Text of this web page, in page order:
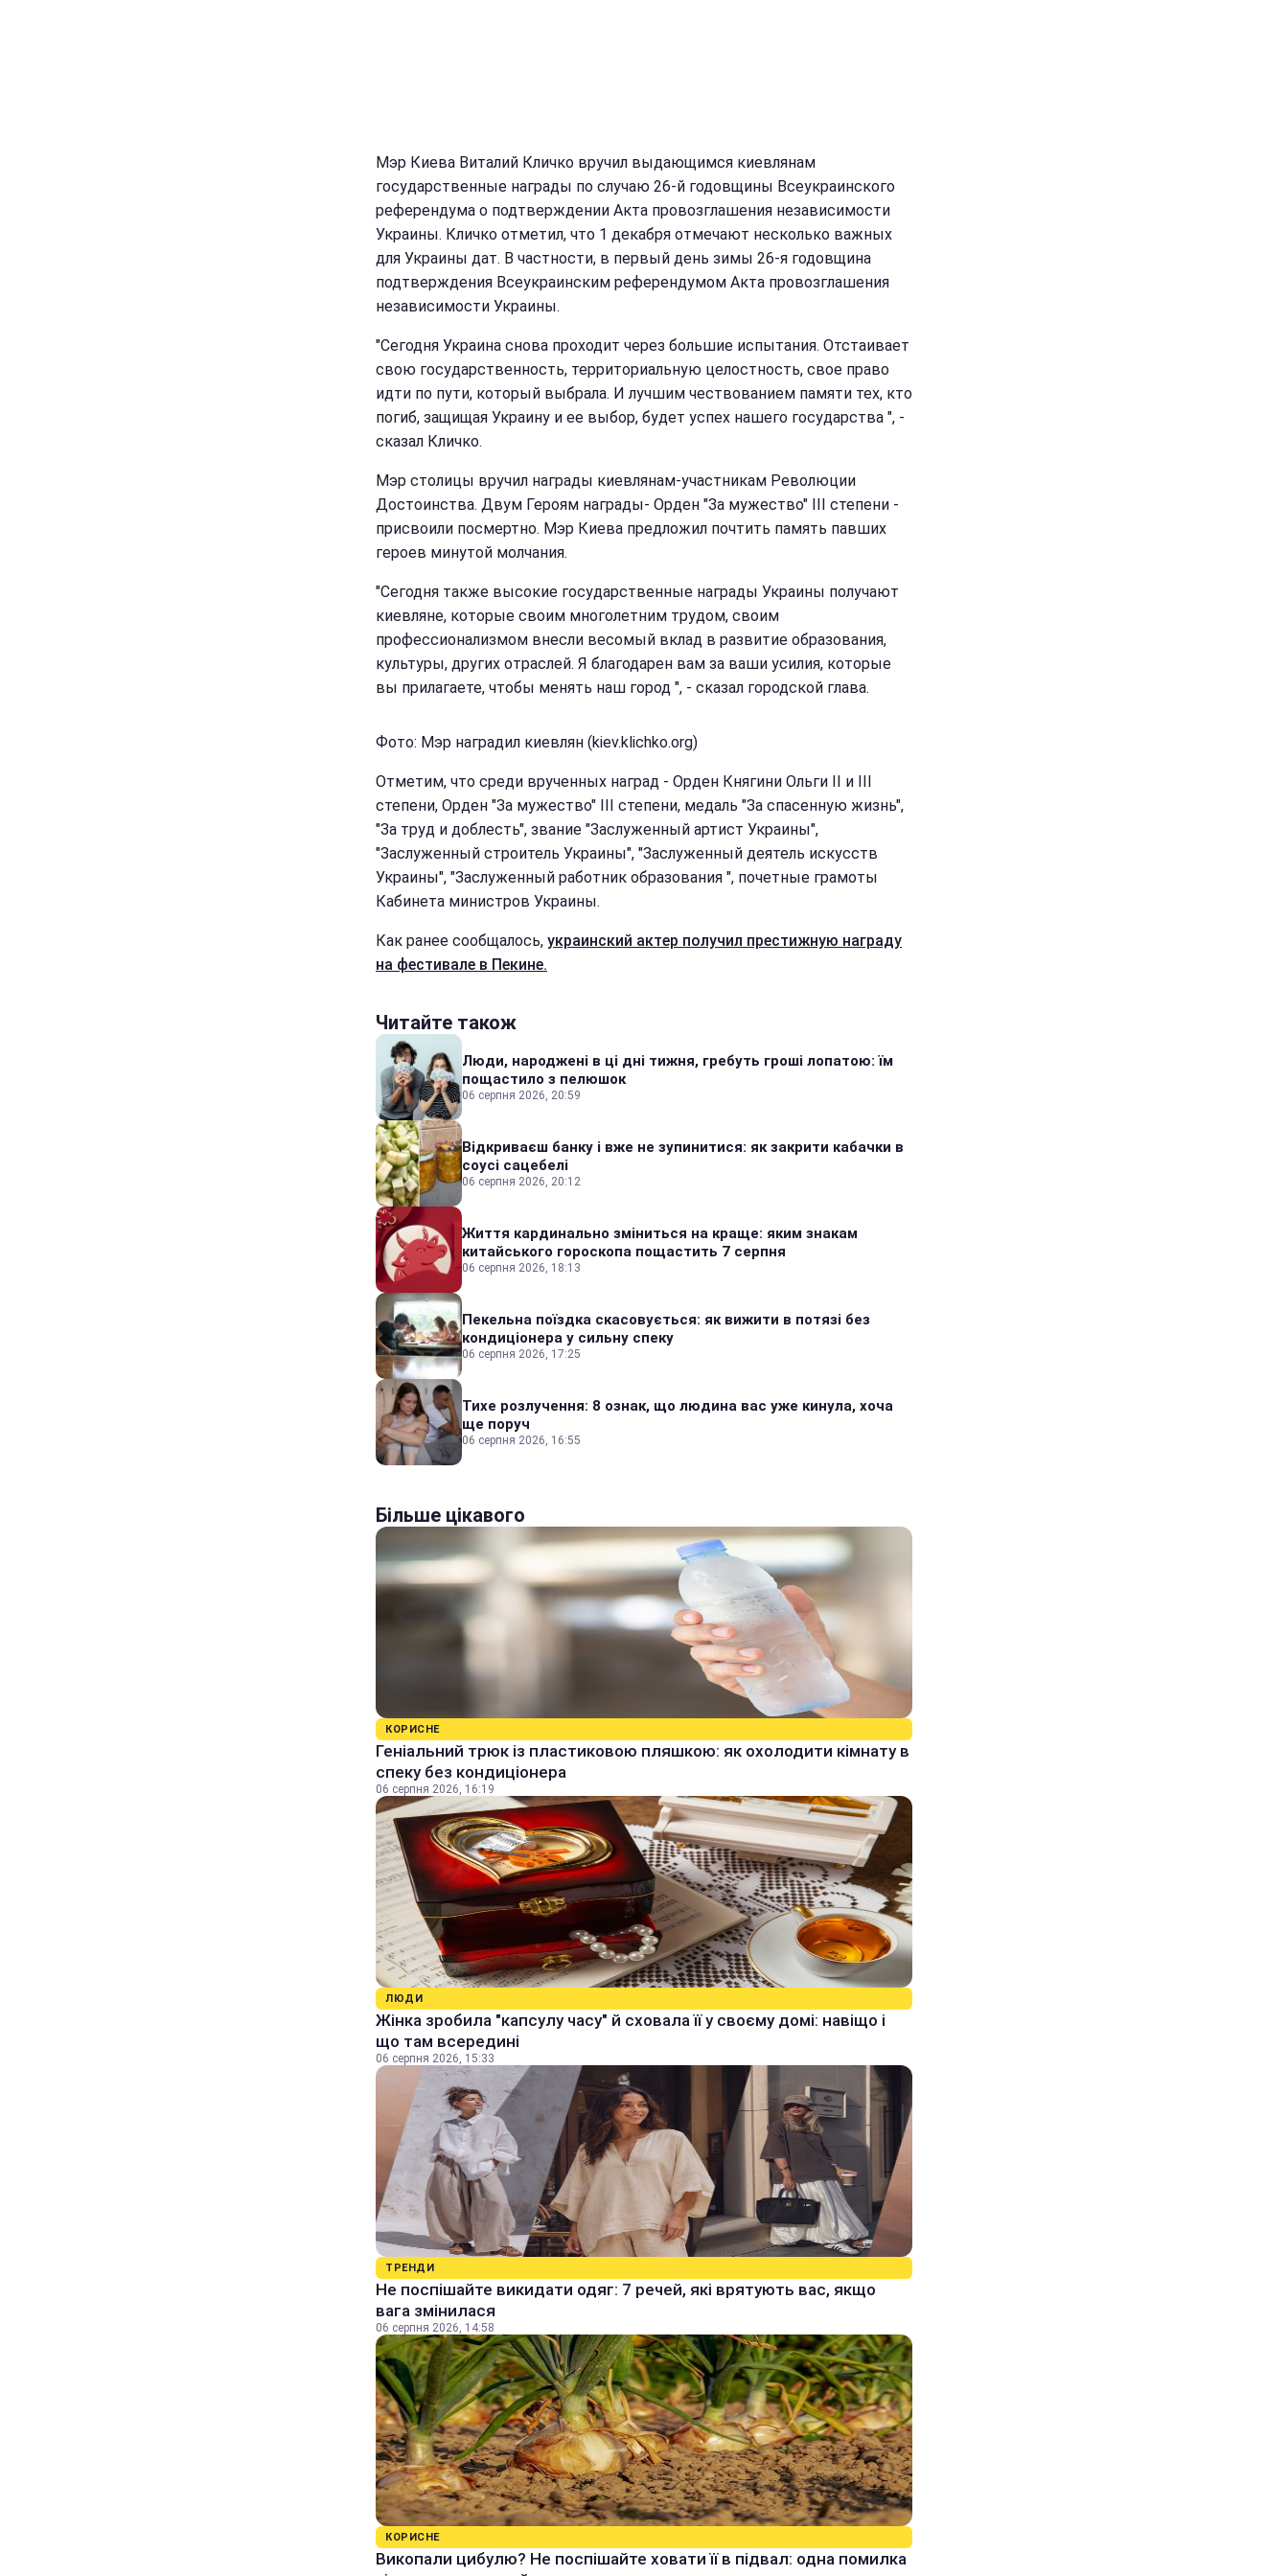
Мэр Киева Виталий Кличко вручил выдающимся киевлянам
государственные награды по случаю 26-й годовщины Всеукраинского
референдума о подтверждении Акта провозглашения независимости
Украины. Кличко отметил, что 1 декабря отмечают несколько важных
для Украины дат. В частности, в первый день зимы 26-я годовщина
подтверждения Всеукраинским референдумом Акта провозглашения
независимости Украины.
"Сегодня Украина снова проходит через большие испытания. Отстаивает
свою государственность, территориальную целостность, свое право
идти по пути, который выбрала. И лучшим чествованием памяти тех, кто
погиб, защищая Украину и ее выбор, будет успех нашего государства ", -
сказал Кличко.
Мэр столицы вручил награды киевлянам-участникам Революции
Достоинства. Двум Героям награды- Орден "За мужество" III степени -
присвоили посмертно. Мэр Киева предложил почтить память павших
героев минутой молчания.
"Сегодня также высокие государственные награды Украины получают
киевляне, которые своим многолетним трудом, своим
профессионализмом внесли весомый вклад в развитие образования,
культуры, других отраслей. Я благодарен вам за ваши усилия, которые
вы прилагаете, чтобы менять наш город ", - сказал городской глава.
Фото: Мэр наградил киевлян (kiev.klichko.org)
Отметим, что среди врученных наград - Орден Княгини Ольги II и III
степени, Орден "За мужество" III степени, медаль "За спасенную жизнь",
"За труд и доблесть", звание "Заслуженный артист Украины",
"Заслуженный строитель Украины", "Заслуженный деятель искусств
Украины", "Заслуженный работник образования ", почетные грамоты
Кабинета министров Украины.
Как ранее сообщалось, украинский актер получил престижную награду
на фестивале в Пекине.
Читайте також
Люди, народжені в ці дні тижня, гребуть гроші лопатою: їм
пощастило з пелюшок
06 серпня 2026, 20:59
Відкриваєш банку і вже не зупинитися: як закрити кабачки в
соусі сацебелі
06 серпня 2026, 20:12
Життя кардинально зміниться на краще: яким знакам
китайського гороскопа пощастить 7 серпня
06 серпня 2026, 18:13
Пекельна поїздка скасовується: як вижити в потязі без
кондиціонера у сильну спеку
06 серпня 2026, 17:25
Тихе розлучення: 8 ознак, що людина вас уже кинула, хоча
ще поруч
06 серпня 2026, 16:55
Більше цікавого
КОРИСНЕ
Геніальний трюк із пластиковою пляшкою: як охолодити кімнату в
спеку без кондиціонера
06 серпня 2026, 16:19
ЛЮДИ
Жінка зробила "капсулу часу" й сховала її у своєму домі: навіщо і
що там всередині
06 серпня 2026, 15:33
ТРЕНДИ
Не поспішайте викидати одяг: 7 речей, які врятують вас, якщо
вага змінилася
06 серпня 2026, 14:58
КОРИСНЕ
Викопали цибулю? Не поспішайте ховати її в підвал: одна помилка